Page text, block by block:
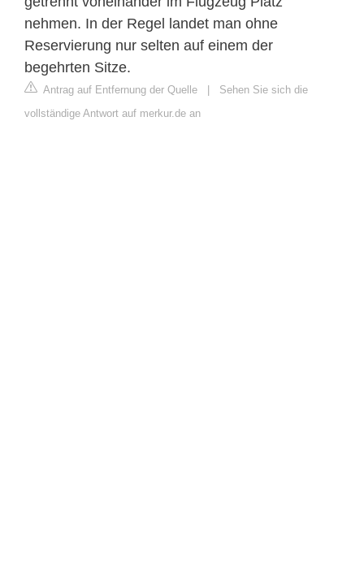
nehmen. In der Regel landet man ohne
Reservierung nur selten auf einem der
begehrten Sitze.
Antrag auf Entfernung der Quelle | Sehen Sie sich die
vollständige Antwort auf merkur.de an